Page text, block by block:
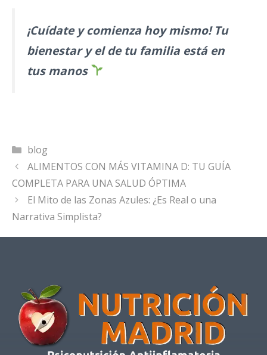
¡Cuídate y comienza hoy mismo! Tu
bienestar y el de tu familia está en
tus manos
Categorías
blog
ALIMENTOS CON MÁS VITAMINA D: TU GUÍA
COMPLETA PARA UNA SALUD ÓPTIMA
El Mito de las Zonas Azules: ¿Es Real o una
Narrativa Simplista?